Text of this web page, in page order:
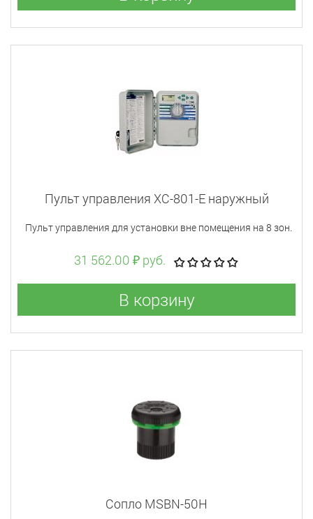
Пульт управления XC-801-E наружный
Пульт управления для установки вне помещения на 8 зон.
31 562.00 ₽ руб.
В корзину
Сопло MSBN-50H